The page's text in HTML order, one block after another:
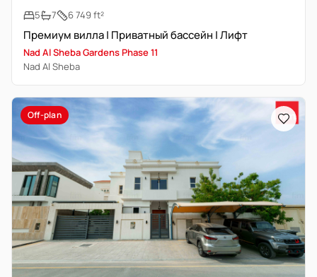
5
7 6 749 ft²
Премиум вилла | Приватный бассейн | Лифт
Nad Al Sheba Gardens Phase 11
Nad Al Sheba
Off-plan